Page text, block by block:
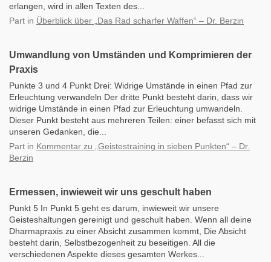
erlangen, wird in allen Texten des...
Part in Überblick über „Das Rad scharfer Waffen“ – Dr. Berzin
Umwandlung von Umständen und Komprimieren der
Praxis
Punkte 3 und 4 Punkt Drei: Widrige Umstände in einen Pfad zur
Erleuchtung verwandeln Der dritte Punkt besteht darin, dass wir
widrige Umstände in einen Pfad zur Erleuchtung umwandeln.
Dieser Punkt besteht aus mehreren Teilen: einer befasst sich mit
unseren Gedanken, die...
Part in Kommentar zu „Geistestraining in sieben Punkten“ – Dr.
Berzin
Ermessen, inwieweit wir uns geschult haben
Punkt 5 In Punkt 5 geht es darum, inwieweit wir unsere
Geisteshaltungen gereinigt und geschult haben. Wenn all deine
Dharmapraxis zu einer Absicht zusammen kommt, Die Absicht
besteht darin, Selbstbezogenheit zu beseitigen. All die
verschiedenen Aspekte dieses gesamten Werkes...